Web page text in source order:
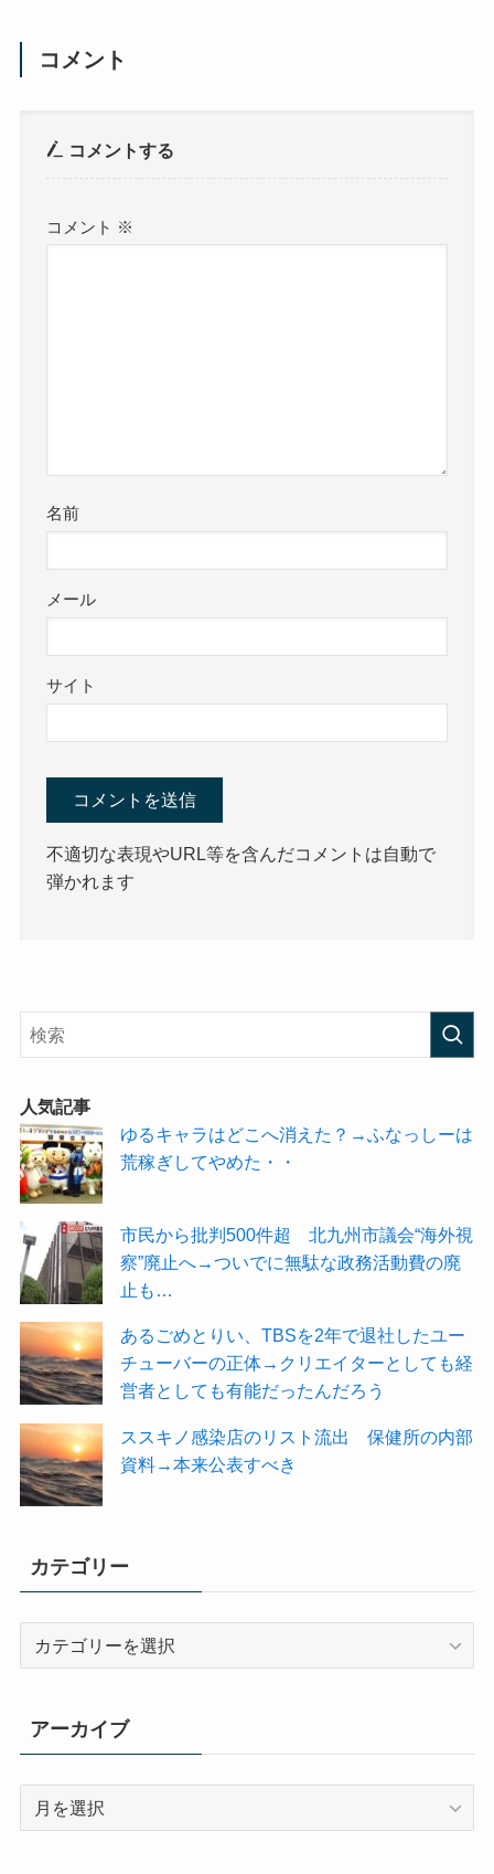
コメント
コメントする
コメント ※
名前
メール
サイト
不適切な表現やURL等を含んだコメントは自動で
弾かれます
人気記事
ゆるキャラはどこへ消えた？→ふなっしーは
荒稼ぎしてやめた・・
市民から批判500件超 北九州市議会“海外視
察”廃止へ→ついでに無駄な政務活動費の廃
止も…
あるごめとりい、TBSを2年で退社したユー
チューバーの正体→クリエイターとしても経
営者としても有能だったんだろう
ススキノ感染店のリスト流出 保健所の内部
資料→本来公表すべき
カテゴリー
ー
アーカイブ